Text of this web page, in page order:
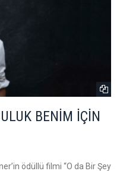
BENİM İÇİN
ödüllü filmi “O da Bir Şey